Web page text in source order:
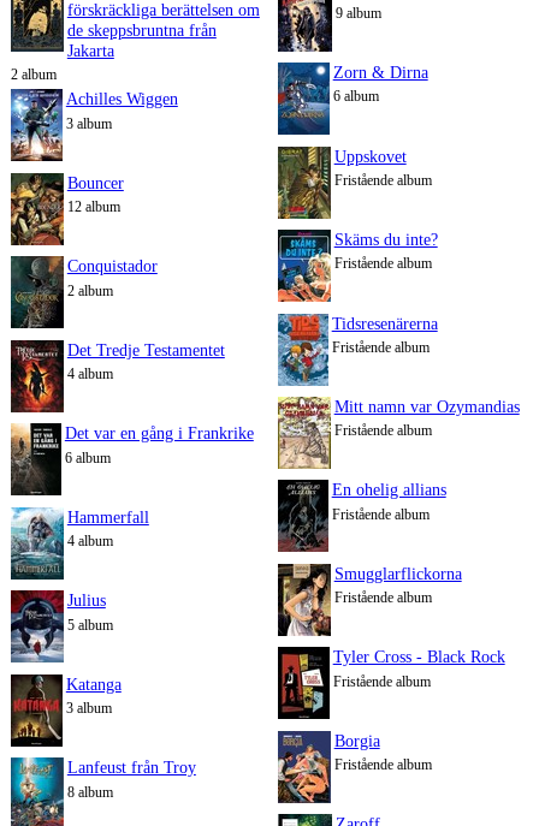
förskräckliga berättelsen om
de skeppsbruntna från
Jakarta
2 album
Achilles Wiggen
3 album
Bouncer
12 album
Conquistador
2 album
Det Tredje Testamentet
4 album
Det var en gång i Frankrike
6 album
Hammerfall
4 album
Julius
5 album
Katanga
3 album
Lanfeust från Troy
8 album
9 album
Zorn & Dirna
6 album
Uppskovet
Fristående album
Skäms du inte?
Fristående album
Tidsresenärerna
Fristående album
Mitt namn var Ozymandias
Fristående album
En ohelig allians
Fristående album
Smugglarflickorna
Fristående album
Tyler Cross - Black Rock
Fristående album
Borgia
Fristående album